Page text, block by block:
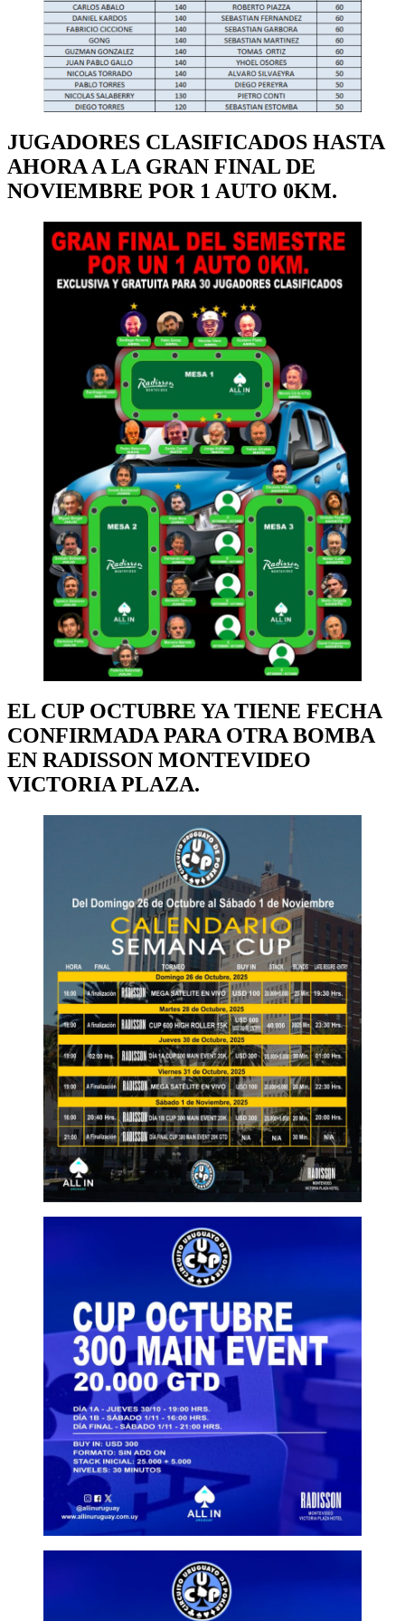
JUGADORES CLASIFICADOS HASTA
AHORA A LA GRAN FINAL DE
NOVIEMBRE POR 1 AUTO 0KM.
EL CUP OCTUBRE YA TIENE FECHA
CONFIRMADA PARA OTRA BOMBA
EN RADISSON MONTEVIDEO
VICTORIA PLAZA.